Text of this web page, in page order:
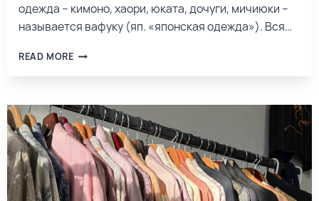
одежда – кимоно, хаори, юката, дочуги, мичиюки –
называется вафуку (яп. «японская одежда»). Вся…
READ MORE